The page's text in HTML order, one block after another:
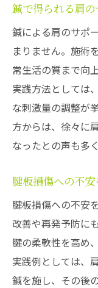
腱板損
鍼で肩
鍼で目指す
鍼によ
肩の根
腱板損
鍼が肩
鍼で根
鍼を通じた
肩の腱
鍼施術
腱板損
鍼で得られる肩
鍼による肩のサポ
まりません。施術
常生活の質まで向
実践方法としては
な刺激量の調整が
方からは、徐々に
なったとの声も多
腱板損傷への不
腱板損傷への不安
改善や再発予防に
腱の柔軟性を高め
実践例としては、
鍼を施し、その後